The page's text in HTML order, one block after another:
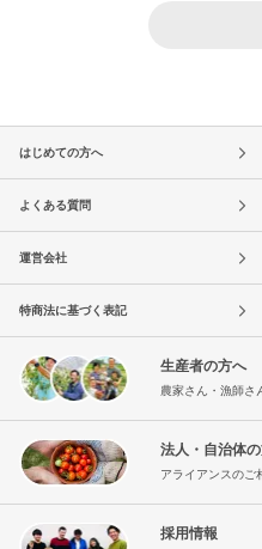
はじめての方へ
よくある質問
運営会社
特商法に基づく表記
生産者の方へ
農家さん・漁師さ
法人・自治体
アライアンスのご
採用情報